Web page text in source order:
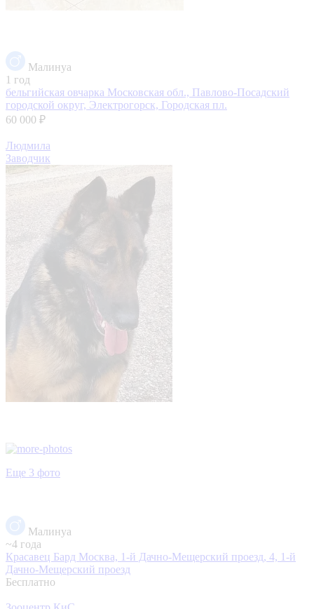
Малинуа
1 год
бельгийская овчарка Московская обл., Павлово-Посадский
городской округ, Электрогорск, Городская пл.
60 000 ₽
Людмила
Заводчик
Еще 3 фото
Малинуа
~4 года
Красавец Бард Москва, 1-й Дачно-Мещерский проезд, 4, 1-й
Дачно-Мещерский проезд
Бесплатно